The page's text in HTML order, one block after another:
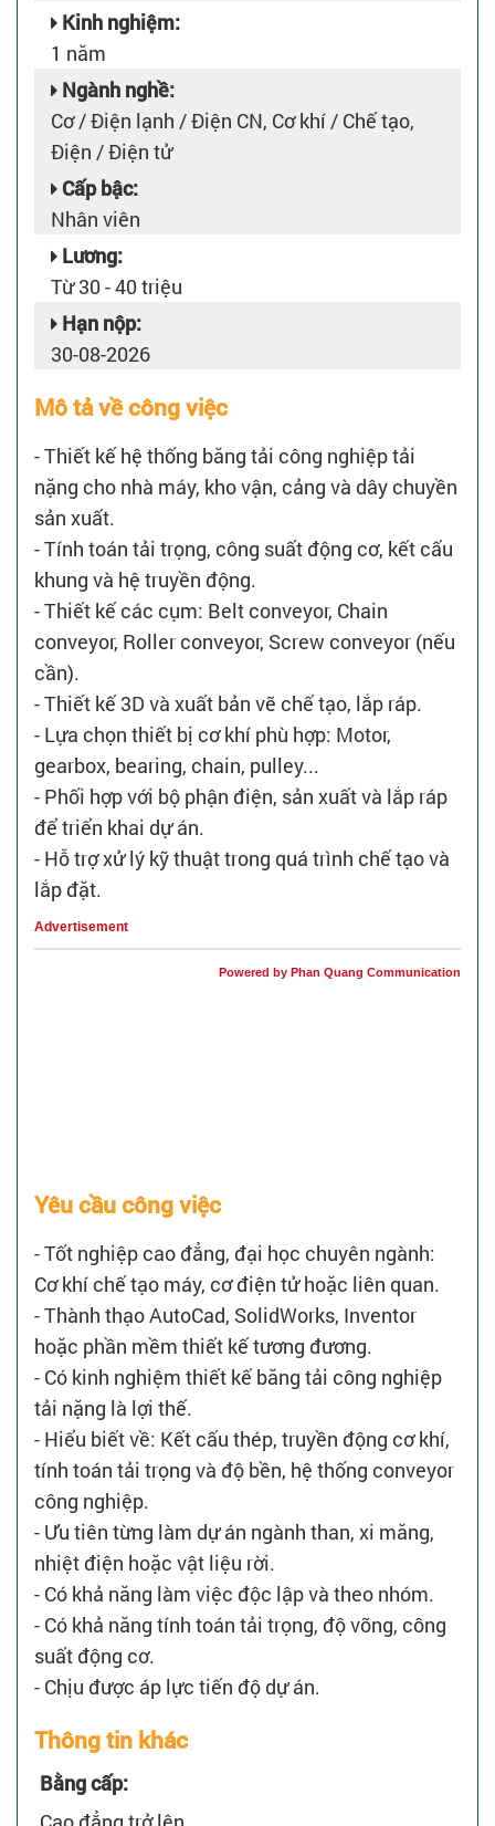
Kinh nghiệm:
1 năm
Ngành nghề:
Cơ / Điện lạnh / Điện CN, Cơ khí / Chế tạo,
Điện / Điện tử
Cấp bậc:
Nhân viên
Lương:
Từ 30 - 40 triệu
Hạn nộp:
30-08-2026
Mô tả về công việc
- Thiết kế hệ thống băng tải công nghiệp tải
nặng cho nhà máy, kho vận, cảng và dây chuyền
sản xuất.
- Tính toán tải trọng, công suất động cơ, kết cấu
khung và hệ truyền động.
- Thiết kế các cụm: Belt conveyor, Chain
conveyor, Roller conveyor, Screw conveyor (nếu
cần).
- Thiết kế 3D và xuất bản vẽ chế tạo, lắp ráp.
- Lựa chọn thiết bị cơ khí phù hợp: Motor,
gearbox, bearing, chain, pulley...
- Phối hợp với bộ phận điện, sản xuất và lắp ráp
để triển khai dự án.
- Hỗ trợ xử lý kỹ thuật trong quá trình chế tạo và
lắp đặt.
Advertisement
Powered by Phan Quang Communication
Yêu cầu công việc
- Tốt nghiệp cao đẳng, đại học chuyên ngành:
Cơ khí chế tạo máy, cơ điện tử hoặc liên quan.
- Thành thạo AutoCad, SolidWorks, Inventor
hoặc phần mềm thiết kế tương đương.
- Có kinh nghiệm thiết kế băng tải công nghiệp
tải nặng là lợi thế.
- Hiểu biết về: Kết cấu thép, truyền động cơ khí,
tính toán tải trọng và độ bền, hệ thống conveyor
công nghiệp.
- Ưu tiên từng làm dự án ngành than, xi măng,
nhiệt điện hoặc vật liệu rời.
- Có khả năng làm việc độc lập và theo nhóm.
- Có khả năng tính toán tải trọng, độ võng, công
suất động cơ.
- Chịu được áp lực tiến độ dự án.
Thông tin khác
Bằng cấp: